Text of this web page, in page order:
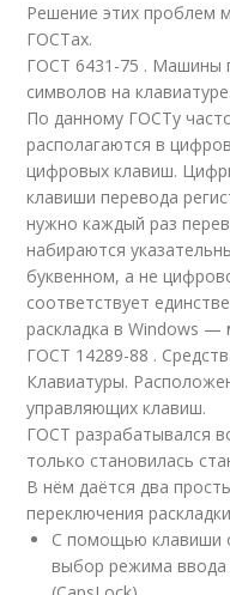
Решение этих проблем
ГОСТах.
ГОСТ 6431-75 . Машины
символов на клавиатуре.
По данному ГОСТу
располагаются в
цифровых клавиш.
клавиши перевода
нужно каждый раз
набираются
буквенном, а не
соответствует
раскладка в Windows —
ГОСТ 14289-88 .
Клавиатуры.
управляющих клавиш.
ГОСТ разрабатывался
только становилась
В нём даётся два
переключения
С помощью клавиши
выбор режима ввода